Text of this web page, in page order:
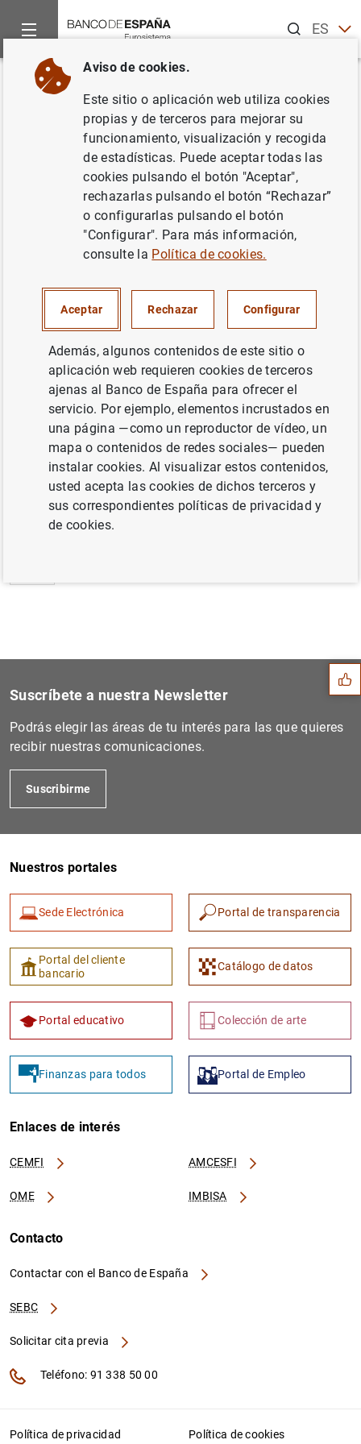
ESEN
Inicio Noticias y eventos
Volver
Estado Financiero Consolidado
del Eurosistema a 6 de marzo
de 2009
POLÍTICA MONETARIA
Estado Financiero Consolidado del
Eurosistema a 6 de marzo de 2009 (112
Siguiente
Estadísticas de los tipos d...
Sugerencias
1 2
Suscríbete a nuestra Newsletter
Podrás elegir las áreas de tu interés para las que quieres
recibir nuestras comunicaciones.
Suscribirme
Nuestros portales
Sede Electrónica Portal de transparencia
Portal del cliente
bancario
Catálogo de datos
Portal educativo Colección de arte
Finanzas para todos Portal de Empleo
Enlaces de interés
CEMFI AMCESFI
OME IMBISA
Contacto
Contactar con el Banco de España
SEBC
Solicitar cita previa
Teléfono: 91 338 50 00
Política de privacidad Política de cookies
Aviso de cookies.
Este sitio o aplicación web utiliza cookies
propias y de terceros para mejorar su
funcionamiento, visualización y recogida
de estadísticas. Puede aceptar todas las
cookies pulsando el botón "Aceptar",
rechazarlas pulsando el botón “Rechazar”
o configurarlas pulsando el botón
"Configurar". Para más información,
consulte la Política de cookies.
Aceptar Rechazar Configurar
Además, algunos contenidos de este sitio o
aplicación web requieren cookies de terceros
ajenas al Banco de España para ofrecer el
servicio. Por ejemplo, elementos incrustados en
una página —como un reproductor de vídeo, un
mapa o contenidos de redes sociales— pueden
instalar cookies. Al visualizar estos contenidos,
usted acepta las cookies de dichos terceros y
sus correspondientes políticas de privacidad y
de cookies.